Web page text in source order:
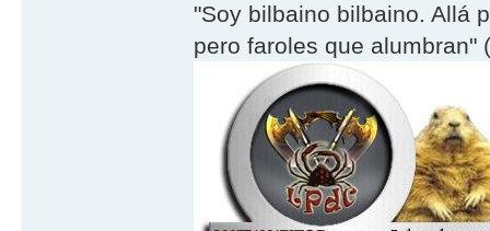
"Soy bilbaino bilbaino. Allá
pero faroles que alumbran"